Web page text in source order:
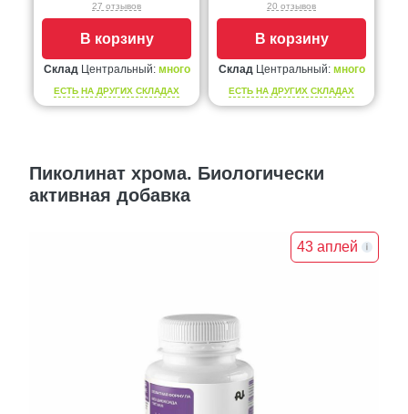
27 отзывов
В корзину
СкладЦентральный: много
ЕСТЬ НА ДРУГИХ СКЛАДАХ
20 отзывов
В корзину
СкладЦентральный: много
ЕСТЬ НА ДРУГИХ СКЛАДАХ
Пиколинат хрома. Биологически
активная добавка
43 аплей